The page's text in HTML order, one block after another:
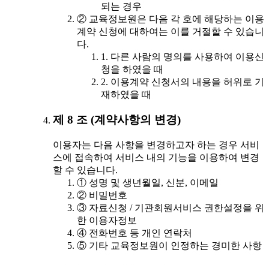
되는 경우
② 교육정보원은 다음 각 호에 해당하는 이용
계약 신청에 대하여는 이를 거절할 수 있습니
다.
1. 다른 사람의 명의를 사용하여 이용신
청을 하였을 때
2. 이용계약 신청서의 내용을 허위로 기
재하였을 때
제 8 조 (계약사항의 변경)
이용자는 다음 사항을 변경하고자 하는 경우 서비
스에 접속하여 서비스 내의 기능을 이용하여 변경
할 수 있습니다.
① 성명 및 생년월일, 신분, 이메일
② 비밀번호
③ 자료신청 / 기관회원서비스 권한설정을 위
한 이용자정보
④ 전화번호 등 개인 연락처
⑤ 기타 교육정보원이 인정하는 경미한 사항